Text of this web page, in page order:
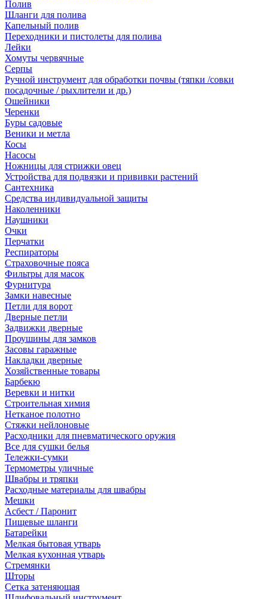
Полив
Шланги для полива
Капельный полив
Переходники и пистолеты для полива
Лейки
Хомуты червячные
Серпы
Ручной инструмент для обработки почвы (тяпки /совки
посадочные / рыхлители и др.)
Ошейники
Черенки
Буры садовые
Веники и метла
Косы
Насосы
Ножницы для стрижки овец
Устройства для подвязки и прививки растений
Сантехника
Средства индивидуальной защиты
Наколенники
Наушники
Очки
Перчатки
Респираторы
Страховочные пояса
Фильтры для масок
Фурнитура
Замки навесные
Петли для ворот
Дверные петли
Задвижки дверные
Проушины для замков
Засовы гаражные
Накладки дверные
Хозяйственные товары
Барбекю
Веревки и нитки
Строительная химия
Нетканое полотно
Стяжки нейлоновые
Расходники для пневматического оружия
Все для сушки белья
Тележки-сумки
Термометры уличные
Швабры и тряпки
Расходные материалы для швабры
Мешки
Асбест / Паронит
Пищевые шланги
Батарейки
Мелкая бытовая утварь
Мелкая кухонная утварь
Стремянки
Шторы
Сетка затеняющая